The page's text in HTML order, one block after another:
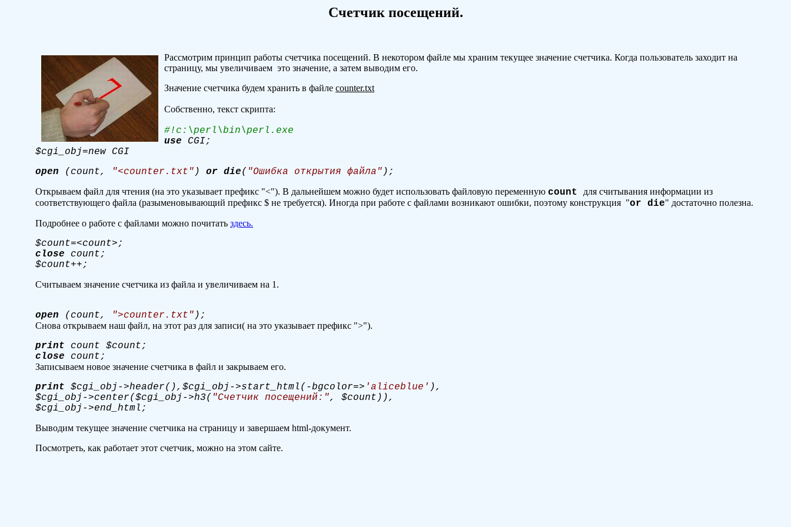
Счетчик посещений.
Рассмотрим принцип работы счетчика посещений. В некотором файле мы храним текущее значение счетчика. Когда пользователь заходит на
страницу, мы увеличиваем это значение, а затем выводим его.
Значение счетчика будем хранить в файле counter.txt
Собственно, текст скрипта:
#!c:\perl\bin\perl.exe
use CGI;
$cgi_obj=new CGI
open (count, "<counter.txt" ) or die( "Ошибка открытия файла" );
Открываем файл для чтения (на это указывает префикс "<"). В дальнейшем можно будет использовать файловую переменную count для считывания информации из
соответствующего файла (разыменовывающий префикс $ не требуется). Иногда при работе с файлами возникают ошибки, поэтому конструкция "or die" достаточно полезна.
Подробнее о работе с файлами можно почитать здесь.
$count=<count>;
close count;
$count++;
Считываем значение счетчика из файла и увеличиваем на 1.
open (count, ">counter.txt" );
Снова открываем наш файл, на этот раз для записи( на это указывает префикс ">").
print count $count;
сlose count;
Записываем новое значение счетчика в файл и закрываем его.
print $cgi_obj->header(),$cgi_obj->start_html(-bgcolor=> 'aliceblue' ),
$cgi_obj->center($cgi_obj->h3( "Счетчик посещений:", $count)),
$cgi_obj->end_html;
Выводим текущее значение счетчика на страницу и завершаем html-документ.
Посмотреть, как работает этот счетчик, можно на этом сайте.